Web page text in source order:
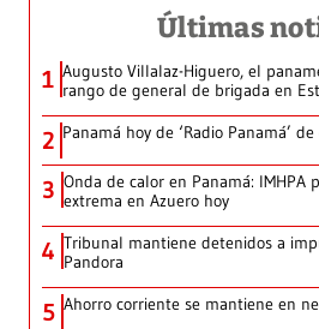
Últimas
1 Augusto Villalaz-Higuero, el
rango de general de brigada en
2 Panamá hoy de ‘Radio Panamá’
3 Onda de calor en Panamá: IMHPA
extrema en Azuero hoy
4 Tribunal mantiene detenidos a
Pandora
5 Ahorro corriente se mantiene en